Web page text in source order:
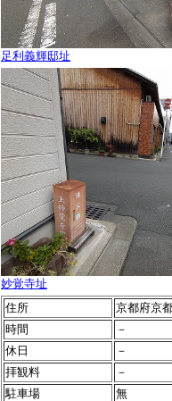
足利義輝邸址
妙覚寺址
住所
京都府京
時間
－
休日
－
拝観料
－
駐車場
無